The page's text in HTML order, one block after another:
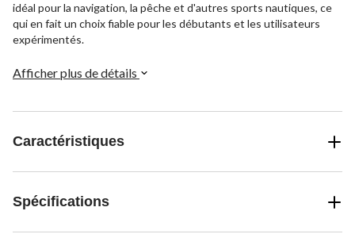
idéal pour la navigation, la pêche et d'autres sports nautiques, ce
qui en fait un choix fiable pour les débutants et les utilisateurs
expérimentés.
Afficher plus de détails
Caractéristiques
Spécifications